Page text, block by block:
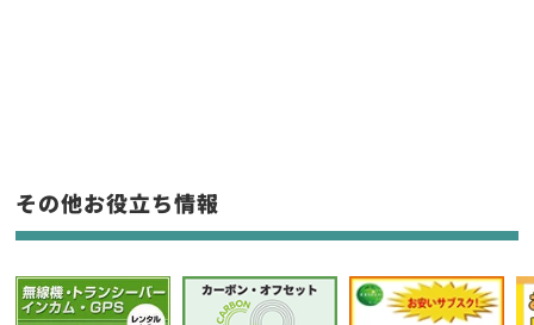
フリーワード入力(製品名等)
選択条件をリセット
その他お役立ち情報